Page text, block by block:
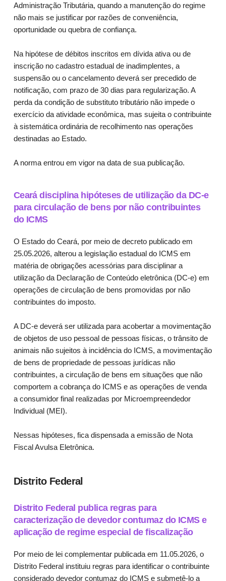
Administração Tributária, quando a manutenção do regime
não mais se justificar por razões de conveniência,
oportunidade ou quebra de confiança.
Na hipótese de débitos inscritos em dívida ativa ou de
inscrição no cadastro estadual de inadimplentes, a
suspensão ou o cancelamento deverá ser precedido de
notificação, com prazo de 30 dias para regularização. A
perda da condição de substituto tributário não impede o
exercício da atividade econômica, mas sujeita o contribuinte
à sistemática ordinária de recolhimento nas operações
destinadas ao Estado.
A norma entrou em vigor na data de sua publicação.
Ceará disciplina hipóteses de utilização da DC-e
para circulação de bens por não contribuintes
do ICMS
O Estado do Ceará, por meio de decreto publicado em
25.05.2026, alterou a legislação estadual do ICMS em
matéria de obrigações acessórias para disciplinar a
utilização da Declaração de Conteúdo eletrônica (DC-e) em
operações de circulação de bens promovidas por não
contribuintes do imposto.
A DC-e deverá ser utilizada para acobertar a movimentação
de objetos de uso pessoal de pessoas físicas, o trânsito de
animais não sujeitos à incidência do ICMS, a movimentação
de bens de propriedade de pessoas jurídicas não
contribuintes, a circulação de bens em situações que não
comportem a cobrança do ICMS e as operações de venda
a consumidor final realizadas por Microempreendedor
Individual (MEI).
Nessas hipóteses, fica dispensada a emissão de Nota
Fiscal Avulsa Eletrônica.
Distrito Federal
Distrito Federal publica regras para
caracterização de devedor contumaz do ICMS e
aplicação de regime especial de fiscalização
Por meio de lei complementar publicada em 11.05.2026, o
Distrito Federal instituiu regras para identificar o contribuinte
considerado devedor contumaz do ICMS e submetê-lo a